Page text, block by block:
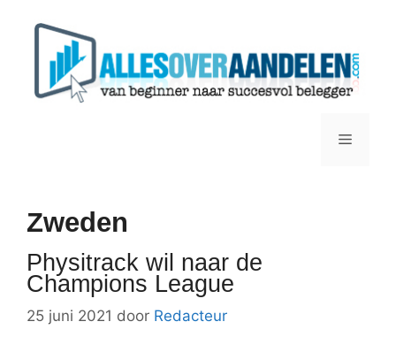
Menu
Zweden
Physitrack wil naar de
Champions League
25 juni 2021 door Redacteur